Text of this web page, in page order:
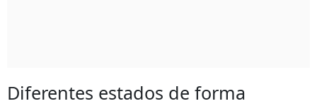
Diferentes estados de forma